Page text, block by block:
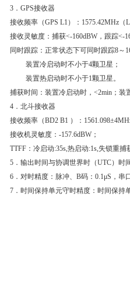
3 ． GPS接收器
接收频率（GPS L1 ）： 1575.42MHz （
接收灵敏度：捕获<-160dBW ，跟踪<-
同时跟踪：正常状态下可同时跟踪8～
装置冷启动时不小于4颗卫星；
装置热启动时不小于1颗卫星。
捕获时间：装置冷启动时，<2min ；装
4 ．北斗接收器
接收频率（BD2 B1 ）： 1561.098±
接收机灵敏度： -157.6dBW ；
TTFF ：冷启动:35s,热启动:1s,失锁重捕
5 ．输出时间与协调世界时（UTC）时
6 ．对时精度：脉冲、 B码： 0.1μS ，串
7 ．时间保持单元守时精度：时间保持